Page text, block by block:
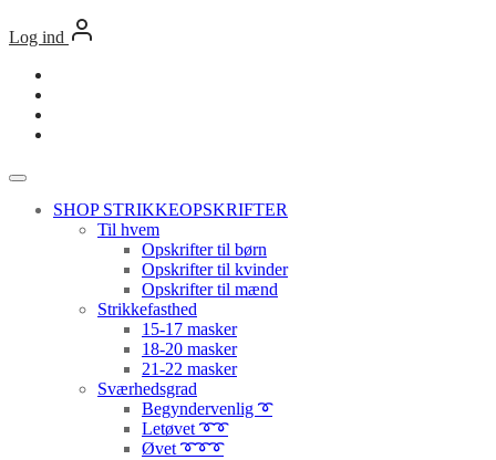
Log ind
SHOP STRIKKEOPSKRIFTER
Til hvem
Opskrifter til børn
Opskrifter til kvinder
Opskrifter til mænd
Strikkefasthed
15-17 masker
18-20 masker
21-22 masker
Sværhedsgrad
Begyndervenlig ➰
Letøvet ➰➰
Øvet ➰➰➰